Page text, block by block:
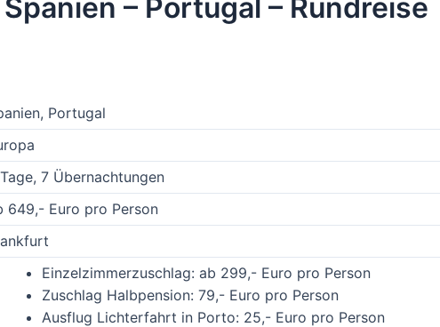
– Portugal – Rundreise
Portugal
7 Übernachtungen
649,- Euro pro Person
Einzelzimmerzuschlag: ab 299,- Euro pro Person
Zuschlag Halbpension: 79,- Euro pro Person
Ausflug Lichterfahrt in Porto: 25,- Euro pro Person